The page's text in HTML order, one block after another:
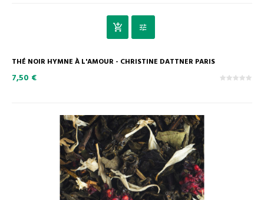
THÉ NOIR HYMNE À L'AMOUR - CHRISTINE DATTNER PARIS
7,50 €